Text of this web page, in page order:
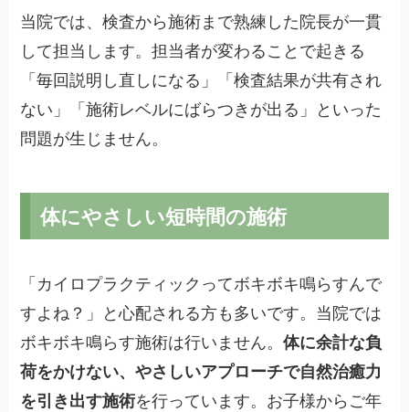
当院では、検査から施術まで熟練した院長が一貫
して担当します。担当者が変わることで起きる
「毎回説明し直しになる」「検査結果が共有され
ない」「施術レベルにばらつきが出る」といった
問題が生じません。
体にやさしい短時間の施術
「カイロプラクティックってボキボキ鳴らすんで
すよね？」と心配される方も多いです。当院では
ボキボキ鳴らす施術は行いません。体に余計な負
荷をかけない、やさしいアプローチで自然治癒力
を引き出す施術を行っています。お子様からご年